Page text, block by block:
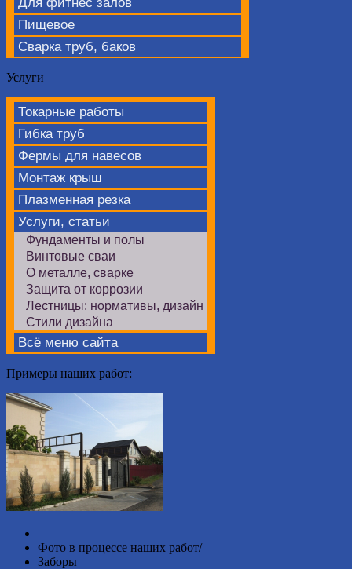
Пищевое
Сварка труб, баков
Услуги
Токарные работы
Гибка труб
Фермы для навесов
Монтаж крыш
Плазменная резка
Услуги, статьи
Фундаменты и полы
Винтовые сваи
О металле, сварке
Защита от коррозии
Лестницы: нормативы, дизайн
Стили дизайна
Всё меню сайта
Примеры наших работ:
Фото в процессе наших работ/
Заборы